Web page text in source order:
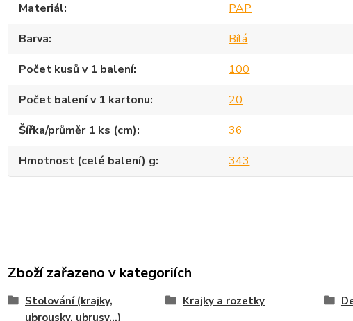
Materiál
PAP
Barva
Bílá
Počet kusů v 1 balení
100
Počet balení v 1 kartonu
20
Šířka/průměr 1 ks (cm)
36
Hmotnost (celé balení) g
343
Zboží zařazeno v kategoriích
Stolování (krajky,
ubrousky, ubrusy...)
Krajky a rozetky